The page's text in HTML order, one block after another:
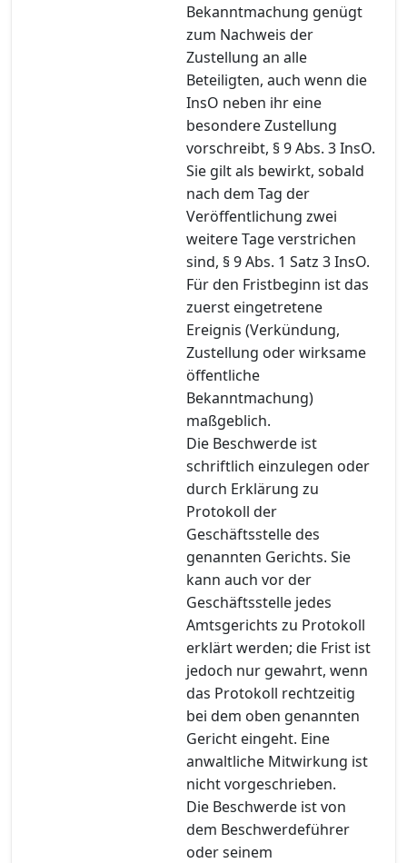
Bekanntmachung genügt
zum Nachweis der
Zustellung an alle
Beteiligten, auch wenn die
InsO neben ihr eine
besondere Zustellung
vorschreibt, § 9 Abs. 3 InsO.
Sie gilt als bewirkt, sobald
nach dem Tag der
Veröffentlichung zwei
weitere Tage verstrichen
sind, § 9 Abs. 1 Satz 3 InsO.
Für den Fristbeginn ist das
zuerst eingetretene
Ereignis (Verkündung,
Zustellung oder wirksame
öffentliche
Bekanntmachung)
maßgeblich.
Die Beschwerde ist
schriftlich einzulegen oder
durch Erklärung zu
Protokoll der
Geschäftsstelle des
genannten Gerichts. Sie
kann auch vor der
Geschäftsstelle jedes
Amtsgerichts zu Protokoll
erklärt werden; die Frist ist
jedoch nur gewahrt, wenn
das Protokoll rechtzeitig
bei dem oben genannten
Gericht eingeht. Eine
anwaltliche Mitwirkung ist
nicht vorgeschrieben.
Die Beschwerde ist von
dem Beschwerdeführer
oder seinem